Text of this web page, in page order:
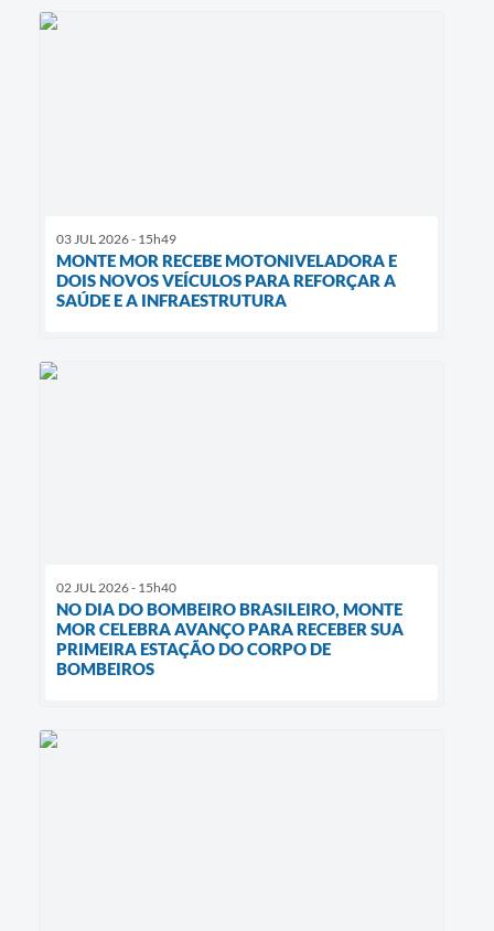
03 JUL 2026 - 15h49
MONTE MOR RECEBE MOTONIVELADORA E
DOIS NOVOS VEÍCULOS PARA REFORÇAR A
SAÚDE E A INFRAESTRUTURA
02 JUL 2026 - 15h40
NO DIA DO BOMBEIRO BRASILEIRO, MONTE
MOR CELEBRA AVANÇO PARA RECEBER SUA
PRIMEIRA ESTAÇÃO DO CORPO DE
BOMBEIROS